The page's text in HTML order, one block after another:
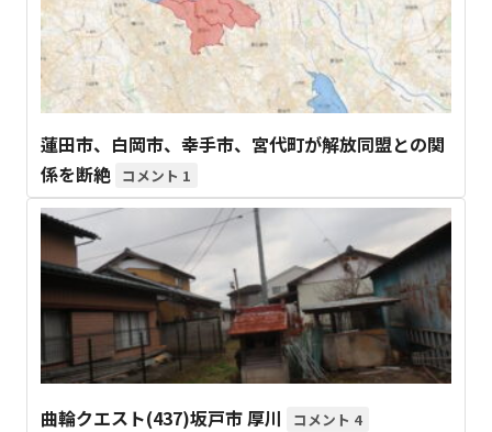
蓮田市、白岡市、幸手市、宮代町が解放同盟との関
係を断絶
1
曲輪クエスト(437)坂戸市 厚川 4